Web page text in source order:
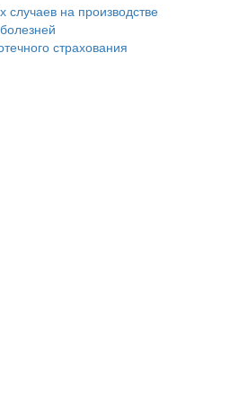
случаев на производстве
страхования